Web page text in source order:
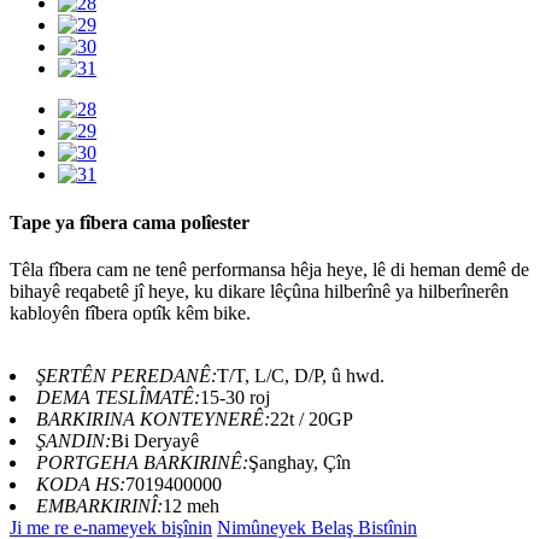
Tape ya fîbera cama polîester
Têla fîbera cam ne tenê performansa hêja heye, lê di heman demê de
bihayê reqabetê jî heye, ku dikare lêçûna hilberînê ya hilberînerên
kabloyên fîbera optîk kêm bike.
ŞERTÊN PEREDANÊ:T/T, L/C, D/P, û hwd.
DEMA TESLÎMATÊ:15-30 roj
BARKIRINA KONTEYNERÊ:22t / 20GP
ŞANDIN:Bi Deryayê
PORTGEHA BARKIRINÊ:Şanghay, Çîn
KODA HS:7019400000
EMBARKIRINÎ:12 meh
Ji me re e-nameyek bişînin Nimûneyek Belaş Bistînin